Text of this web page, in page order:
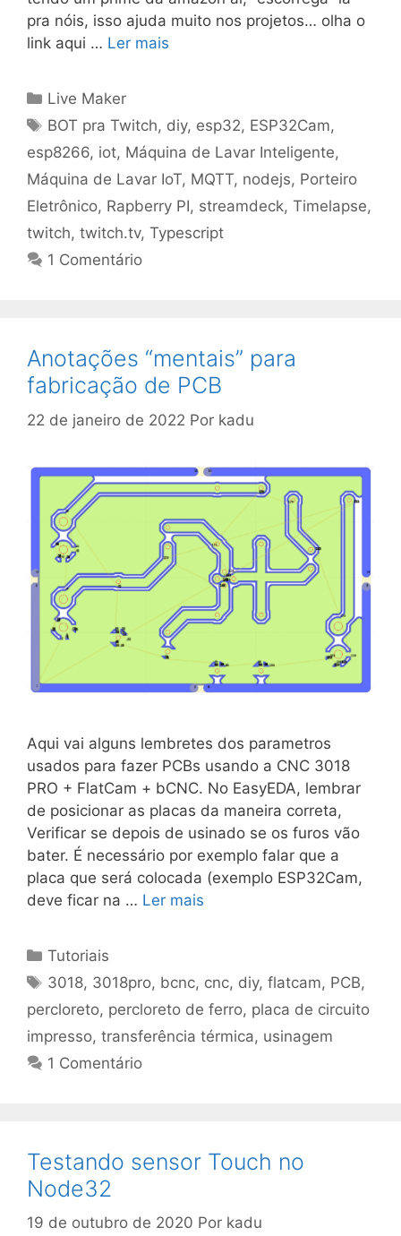
pra nóis, isso ajuda muito nos projetos… olha o
link aqui … Ler mais
Categorias
Live Maker
Tags
BOT pra Twitch, diy, esp32, ESP32Cam,
esp8266, iot, Máquina de Lavar Inteligente,
Máquina de Lavar IoT, MQTT, nodejs, Porteiro
Eletrônico, Rapberry PI, streamdeck, Timelapse,
twitch, twitch.tv, Typescript
1 Comentário
Anotações “mentais” para
fabricação de PCB
22 de janeiro de 2022 Por kadu
Aqui vai alguns lembretes dos parametros
usados para fazer PCBs usando a CNC 3018
PRO + FlatCam + bCNC. No EasyEDA, lembrar
de posicionar as placas da maneira correta,
Verificar se depois de usinado se os furos vão
bater. É necessário por exemplo falar que a
placa que será colocada (exemplo ESP32Cam,
deve ficar na … Ler mais
Categorias
Tutoriais
Tags
3018, 3018pro, bcnc, cnc, diy,flatcam, PCB,
percloreto, percloreto de ferro, placa de circuito
impresso, transferência térmica, usinagem
1 Comentário
Testando sensor Touch no
Node32
19 de outubro de 2020 Por kadu